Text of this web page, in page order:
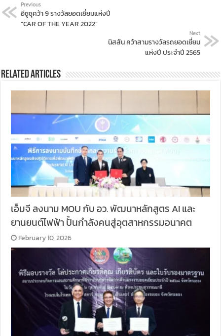
Previous
อีซูซุคว้า 9 รางวัลยอดเยี่ยมแห่งปี
“CAR OF THE YEAR 2022”
Next
นิสสัน คว้าสามรางวัลรถยอดเยี่ยม
แห่งปี ประจำปี 2565
Related Articles
เอ็มจี ลงนาม MOU กับ อว. พัฒนาหลักสูตร AI และ
ยานยนต์ไฟฟ้า ปั้นกำลังคนสู่อุตสาหกรรมอนาคต
February 10, 2026